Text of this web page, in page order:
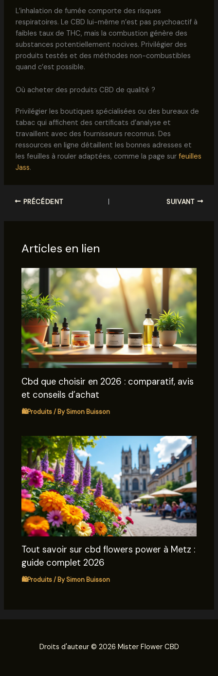
L’inhalation de fumée comporte des risques
respiratoires. Le CBD lui-même n’est pas psychoactif à
faibles taux de THC, mais la combustion génère des
substances potentiellement nocives. Privilégier des
produits testés et des méthodes non-combustibles
quand c’est possible.
Où acheter des produits CBD de qualité ?
Privilégier les boutiques spécialisées ou des bureaux de
tabac qui affichent des certificats d’analyse et
travaillent avec des fournisseurs reconnus. Des
ressources en ligne détaillent les bonnes adresses et
les feuilles à rouler adaptées, comme la page sur feuilles
Jass.
PRÉCÉDENT SUIVANT
Articles en lien
Cbd que choisir en 2026 : comparatif, avis
et conseils d’achat
🛍️Produits/ BySimon Buisson
Tout savoir sur cbd flowers power à Metz :
guide complet 2026
🛍️Produits/ BySimon Buisson
Droits d'auteur © 2026 Mister Flower CBD